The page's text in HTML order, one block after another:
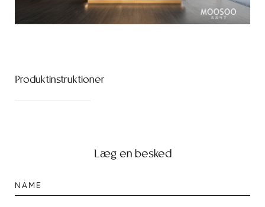
Produktinstruktioner
Læg en besked